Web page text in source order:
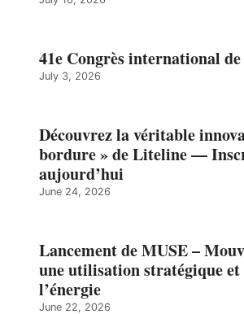
41e Congrès international
July 3, 2026
Découvrez la véritable
bordure » de Liteline —
aujourd’hui
June 24, 2026
Lancement de MUSE –
une utilisation stratégique et
l’énergie
June 22, 2026